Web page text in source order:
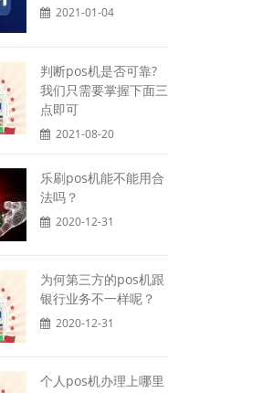
2021-01-04
判断pos机是否可靠?
我们只需要掌握下面三
点即可
2021-08-20
乐刷pos机能不能用合
法吗？
2020-12-31
为何第三方的pos机跟
银行业务不一样呢？
2020-12-31
个人pos机办理上哪里